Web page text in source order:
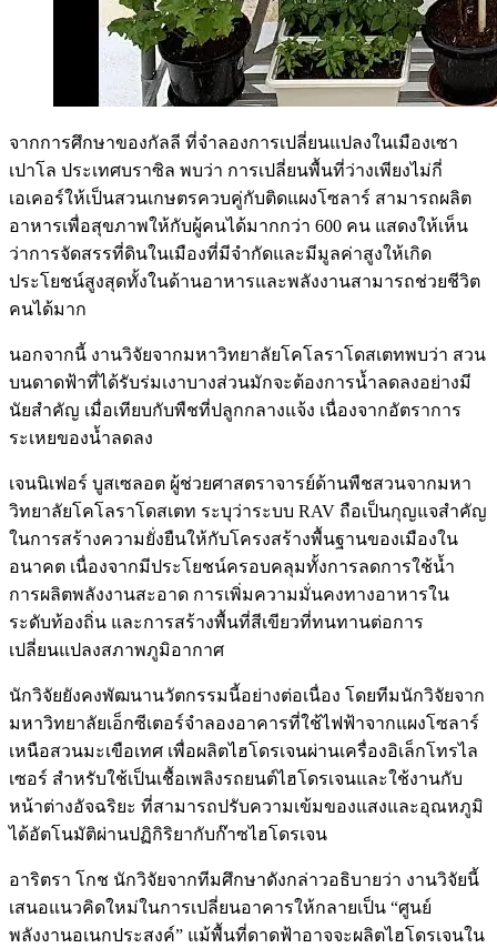
จากการศึกษาของกัลลี ที่จำลองการเปลี่ยนแปลงในเมืองเซา
เปาโล ประเทศบราซิล พบว่า การเปลี่ยนพื้นที่ว่างเพียงไม่กี่
เอเคอร์ให้เป็นสวนเกษตรควบคู่กับติดแผงโซลาร์ สามารถผลิต
อาหารเพื่อสุขภาพให้กับผู้คนได้มากกว่า 600 คน แสดงให้เห็น
ว่าการจัดสรรที่ดินในเมืองที่มีจำกัดและมีมูลค่าสูงให้เกิด
ประโยชน์สูงสุดทั้งในด้านอาหารและพลังงานสามารถช่วยชีวิต
คนได้มาก
นอกจากนี้ งานวิจัยจากมหาวิทยาลัยโคโลราโดสเตทพบว่า สวน
บนดาดฟ้าที่ได้รับร่มเงาบางส่วนมักจะต้องการน้ำลดลงอย่างมี
นัยสำคัญ เมื่อเทียบกับพืชที่ปลูกกลางแจ้ง เนื่องจากอัตราการ
ระเหยของน้ำลดลง
เจนนิเฟอร์ บูสเซลอต ผู้ช่วยศาสตราจารย์ด้านพืชสวนจากมหา
วิทยาลัยโคโลราโดสเตท ระบุว่าระบบ RAV ถือเป็นกุญแจสำคัญ
ในการสร้างความยั่งยืนให้กับโครงสร้างพื้นฐานของเมืองใน
อนาคต เนื่องจากมีประโยชน์ครอบคลุมทั้งการลดการใช้น้ำ
การผลิตพลังงานสะอาด การเพิ่มความมั่นคงทางอาหารใน
ระดับท้องถิ่น และการสร้างพื้นที่สีเขียวที่ทนทานต่อการ
เปลี่ยนแปลงสภาพภูมิอากาศ
นักวิจัยยังคงพัฒนานวัตกรรมนี้อย่างต่อเนื่อง โดยทีมนักวิจัยจาก
มหาวิทยาลัยเอ็กซีเตอร์จำลองอาคารที่ใช้ไฟฟ้าจากแผงโซลาร์
เหนือสวนมะเขือเทศ เพื่อผลิตไฮโดรเจนผ่านเครื่องอิเล็กโทรไล
เซอร์ สำหรับใช้เป็นเชื้อเพลิงรถยนต์ไฮโดรเจนและใช้งานกับ
หน้าต่างอัจฉริยะ ที่สามารถปรับความเข้มของแสงและอุณหภูมิ
ได้อัตโนมัติผ่านปฏิกิริยากับก๊าซไฮโดรเจน
อาริตรา โกช นักวิจัยจากทีมศึกษาดังกล่าวอธิบายว่า งานวิจัยนี้
เสนอแนวคิดใหม่ในการเปลี่ยนอาคารให้กลายเป็น “ศูนย์
พลังงานอเนกประสงค์” แม้พื้นที่ดาดฟ้าอาจจะผลิตไฮโดรเจนใน